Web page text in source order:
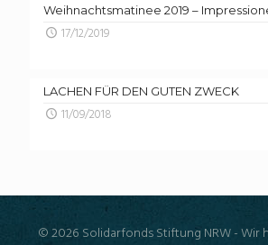
Weihnachtsmatinee 2019 –
17/12/2019
LACHEN FÜR DEN GUTEN ZWECK
11/09/2018
© 2026 Solidarfonds Stiftung NRW - Wir